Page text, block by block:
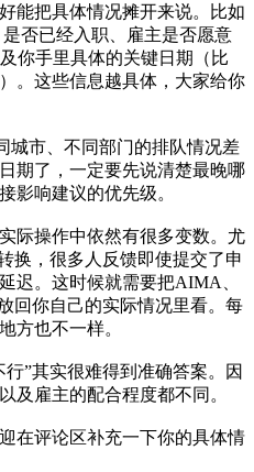
能把具体情况摊开来说。比如
否已经入职、雇主是否愿意
你手里具体的关键日期（比
。这些信息越具体，大家给你
城市、不同部门的排队情况差
期了，一定要先说清楚最晚哪
影响建议的优先级。
际操作中依然有很多变数。尤
换，很多人反馈即使提交了申
迟。这时候就需要把AIMA、
回你自己的实际情况里看。每
方也不一样。
”其实很难得到准确答案。因
及雇主的配合程度都不同。
在评论区补充一下你的具体情